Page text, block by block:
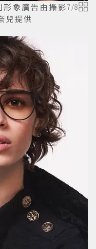
象廣告由攝影
兒提供
7/8